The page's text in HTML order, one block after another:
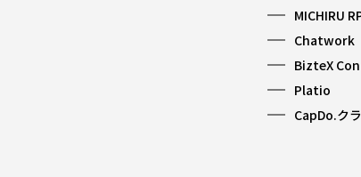
MICHIRU
Chatwork
BizteX
Platio
CapDo.ク